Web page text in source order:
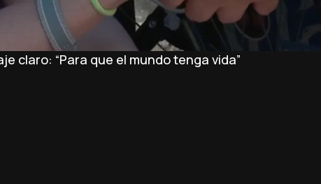
claro: “Para que el mundo tenga vida”